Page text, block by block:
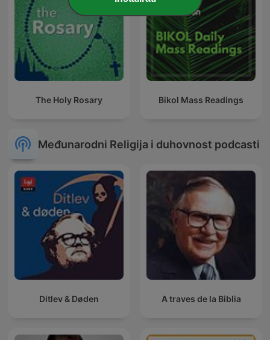
The Holy Rosary Bikol Mass Readings
Međunarodni Religija i duhovnost podcasti
Ditlev & Døden A traves de la Biblia